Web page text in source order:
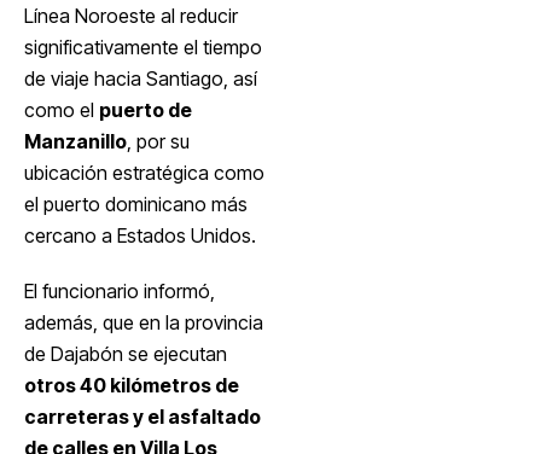
Línea Noroeste al reducir
significativamente el tiempo
de viaje hacia Santiago, así
como el puerto de
Manzanillo , por su
ubicación estratégica como
el puerto dominicano más
cercano a Estados Unidos.
El funcionario informó,
además, que en la provincia
de Dajabón se ejecutan
otros 40 kilómetros de
carreteras y el asfaltado
de calles en Villa Los